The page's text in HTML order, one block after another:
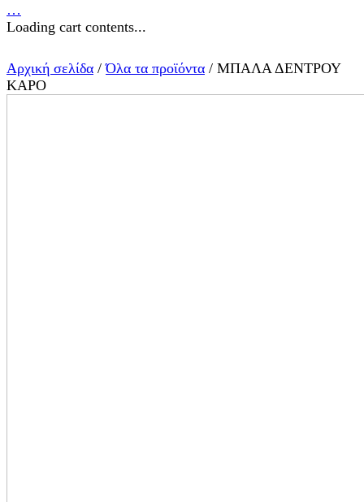
…
Loading cart contents...
Αρχική σελίδα /Όλα τα προϊόντα / ΜΠΑΛΑ ΔΕΝΤΡΟΥ
ΚΑΡΟ